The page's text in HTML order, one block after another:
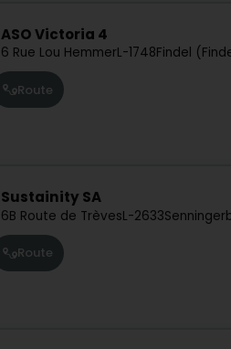
ASO Victoria 4
6 Rue Lou HemmerL-1748Findel
Route
Sustainity SA
6B Route de TrèvesL-2633
Route